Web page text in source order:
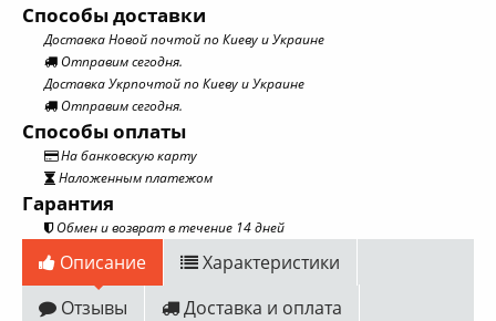
Способы доставки
Доставка Новой почтой по Киеву и Украине
Отправим сегодня.
Доставка Укрпочтой по Киеву и Украине
Отправим сегодня.
Способы оплаты
На банковскую карту
Наложенным платежом
Гарантия
Обмен и возврат в течение 14 дней
Описание
Характеристики
Отзывы
Доставка и оплата